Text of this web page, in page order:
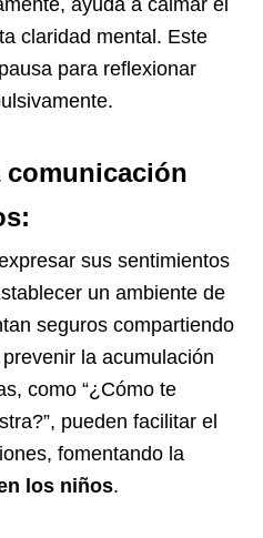
ayuda a calmar el
claridad mental. Este
para reflexionar
comunicación
sus sentimientos
un ambiente de
seguros compartiendo
la acumulación
como “¿Cómo te
pueden facilitar el
fomentando la
los niños.